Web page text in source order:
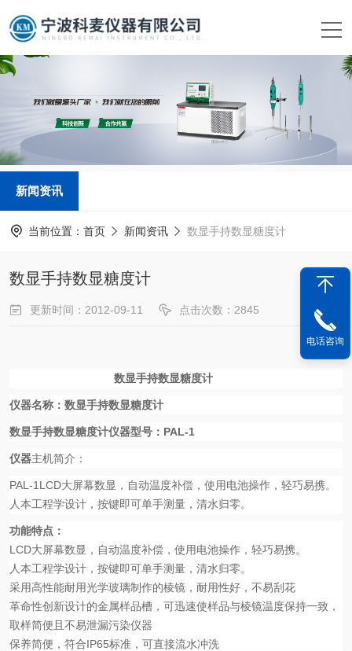
新闻资讯
当前位置： 首页 新闻资讯 数显手持数显糖度计
数显手持数显糖度计
更新时间：2012-09-11
点击次数：2845
数显手持数显糖度计
仪器名称：数显手持数显糖度计
数显手持数显糖度计仪器型号： PAL-1
仪器主机简介：
PAL-1LCD大屏幕数显，自动温度补偿，使用电池操作，轻巧易携。
人本工程学设计，按键即可单手测量，清水归零。
功能特点：
LCD大屏幕数显，自动温度补偿，使用电池操作，轻巧易携。
人本工程学设计，按键即可单手测量，清水归零。
采用高性能耐用光学玻璃制作的棱镜，耐用性好，不易刮花
革命性创新设计的金属样品槽，可迅速使样品与棱镜温度保持一致，
取样简便且不易泄漏污染仪器
保养简便，符合IP65标准，可直接流水冲洗
电话咨询